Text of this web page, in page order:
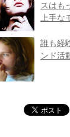
スはも
上手な
誰も経
ンド活